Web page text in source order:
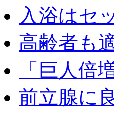
入浴はセ
高齢者も
「巨人倍
前立腺に